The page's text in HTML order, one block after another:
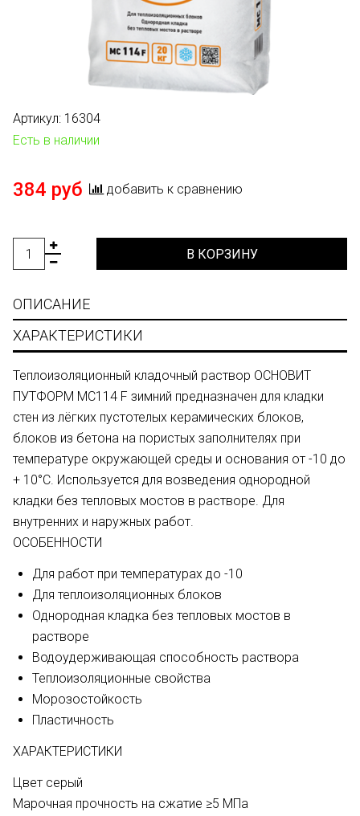
Артикул: 16304
Есть в наличии
384 руб добавить к сравнению
В КОРЗИНУ
ОПИСАНИЕ
ХАРАКТЕРИСТИКИ
Теплоизоляционный кладочный раствор ОСНОВИТ
ПУТФОРМ МС114 F зимний предназначен для кладки
стен из лёгких пустотелых керамических блоков,
блоков из бетона на пористых заполнителях при
температуре окружающей среды и основания от -10 до
+ 10°С. Используется для возведения однородной
кладки без тепловых мостов в растворе. Для
внутренних и наружных работ.
ОСОБЕННОСТИ
Для работ при температурах до -10
Для теплоизоляционных блоков
Однородная кладка без тепловых мостов в
растворе
Водоудерживающая способность раствора
Теплоизоляционные свойства
Морозостойкость
Пластичность
ХАРАКТЕРИСТИКИ
Цвет серый
Марочная прочность на сжатие ≥5 МПа